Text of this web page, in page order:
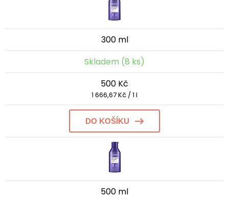
300 ml
Skladem (8 ks)
500 Kč
1 666,67 Kč / 1 l
DO KOŠÍKU
500 ml